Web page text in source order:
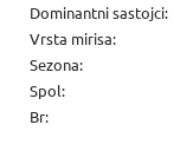
Dominantni sastojci:
Vrsta mirisa:
Sezona:
Spol:
Br: